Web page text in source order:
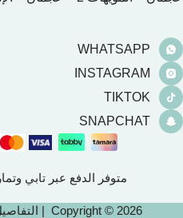
WHATSAPP
INSTAGRAM
TIKTOK
SNAPCHAT
متوفر الدفع عبر تابي
Copyright © 2026 | التفاصيل لأعمال الأكريليك